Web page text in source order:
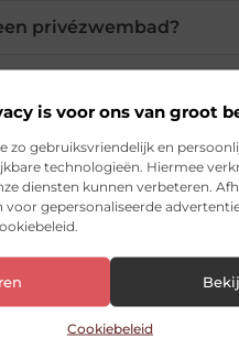
is voor ons van groot
zo gebruiksvriendelijk en
technologieën. Hiermee
diensten kunnen verbeteren.
gepersonaliseerde
Cookiebeleid
privézwembad?
nodig?
precies?
zwembad?